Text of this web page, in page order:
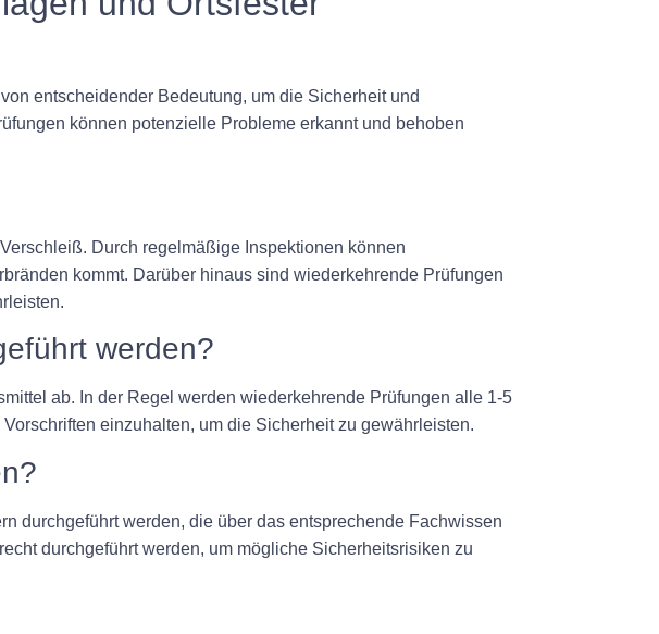
entscheidender Bedeutung, um die Sicherheit und
können potenzielle Probleme erkannt und behoben
Durch regelmäßige Inspektionen können
kommt. Darüber hinaus sind wiederkehrende Prüfungen
werden?
ab. In der Regel werden wiederkehrende Prüfungen alle 1-5
einzuhalten, um die Sicherheit zu gewährleisten.
durchgeführt werden, die über das entsprechende Fachwissen
durchgeführt werden, um mögliche Sicherheitsrisiken zu